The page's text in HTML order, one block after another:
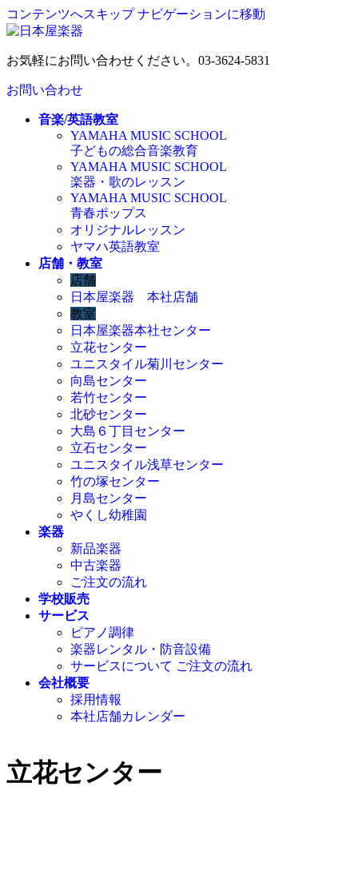
コンテンツへスキップ ナビゲーションに移動
お気軽にお問い合わせください。 03-3624-5831
お問い合わせ
音楽/英語教室
YAMAHA MUSIC SCHOOL
子どもの総合音楽教育
YAMAHA MUSIC SCHOOL
楽器・歌のレッスン
YAMAHA MUSIC SCHOOL
青春ポップス
オリジナルレッスン
ヤマハ英語教室
店舗・教室
店舗
日本屋楽器 本社店舗
教室
日本屋楽器本社センター
立花センター
ユニスタイル菊川センター
向島センター
若竹センター
北砂センター
大島６丁目センター
立石センター
ユニスタイル浅草センター
竹の塚センター
月島センター
やくし幼稚園
楽器
新品楽器
中古楽器
ご注文の流れ
学校販売
サービス
ピアノ調律
楽器レンタル・防音設備
サービスについて ご注文の流れ
会社概要
採用情報
本社店舗カレンダー
立花センター